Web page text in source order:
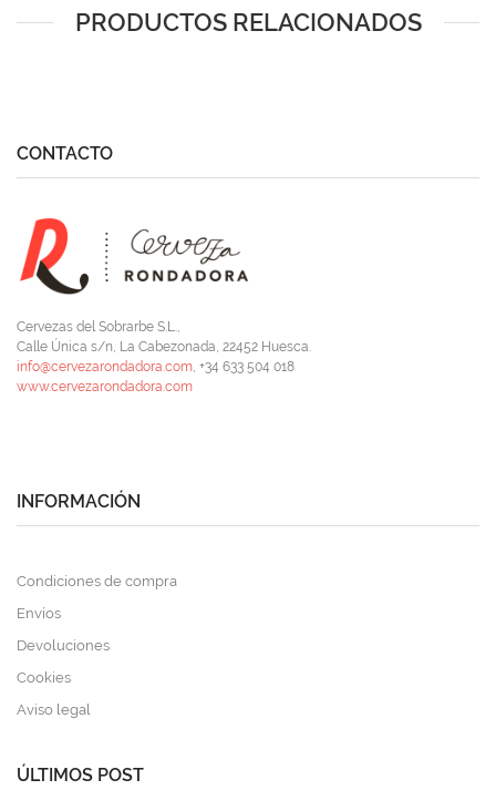
PRODUCTOS RELACIONADOS
CONTACTO
Cervezas del Sobrarbe S.L.,
Calle Única s/n, La Cabezonada, 22452 Huesca.
info@cervezarondadora.com, +34 633 504 018
www.cervezarondadora.com
INFORMACIÓN
Condiciones de compra
Envíos
Devoluciones
Cookies
Aviso legal
ÚLTIMOS POST